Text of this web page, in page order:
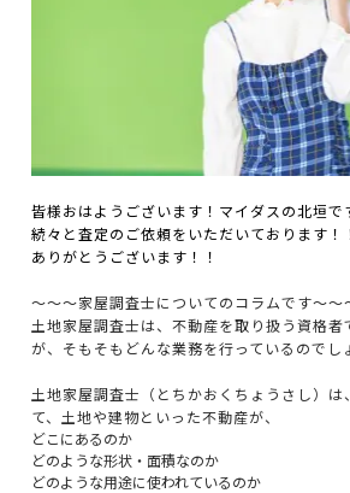
皆様おはようございます！マイダスの北垣で
続々と査定のご依頼をいただいております！
ありがとうございます！！
～～～家屋調査士についてのコラムです～～
土地家屋調査士は、不動産を取り扱う資格
が、そもそもどんな業務を行っているのでし
土地家屋調査士（とちかおくちょうさし）は
て、土地や建物といった不動産が、
どこにあるのか
どのような形状・面積なのか
どのような用途に使われているのか